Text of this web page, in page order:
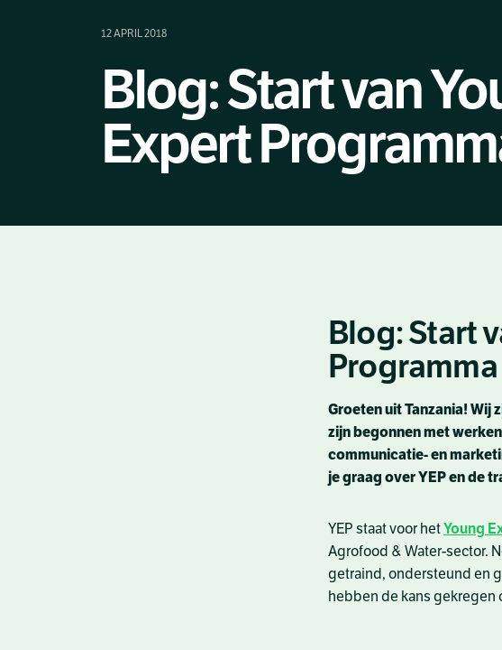
12 APRIL 2018
Blog: Start van
Expert
Blog: Start
Programma
Groeten uit Tanzania! Wij
zijn begonnen met
communicatie- en
je graag over YEP en de
YEP staat voor hetYoung
Agrofood & Water-sector.
getraind, ondersteund en
hebben de kans gekregen